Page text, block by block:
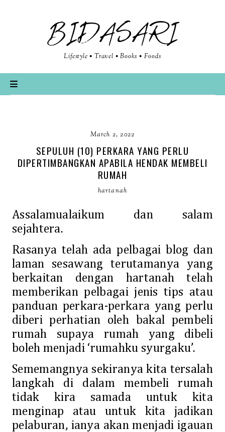
BIDASARI
Lifestyle • Travel • Books • Foods
March 2, 2022
SEPULUH (10) PERKARA YANG PERLU
DIPERTIMBANGKAN APABILA HENDAK MEMBELI
RUMAH
hartanah
Assalamualaikum dan salam
sejahtera.
Rasanya telah ada pelbagai blog dan
laman sesawang terutamanya yang
berkaitan dengan hartanah telah
memberikan pelbagai jenis tips atau
panduan perkara-perkara yang perlu
diberi perhatian oleh bakal pembeli
rumah supaya rumah yang dibeli
boleh menjadi ‘rumahku syurgaku’.
Sememangnya sekiranya kita tersalah
langkah di dalam membeli rumah
tidak kira samada untuk kita
menginap atau untuk kita jadikan
pelaburan, ianya akan menjadi igauan